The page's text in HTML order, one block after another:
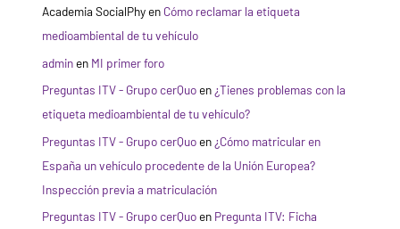
Academia SocialPhyen Cómo reclamar la etiqueta
medioambiental de tu vehículo
adminen MI primer foro
Preguntas ITV - Grupo cerQuoen ¿Tienes problemas con la
etiqueta medioambiental de tu vehículo?
Preguntas ITV - Grupo cerQuoen ¿Cómo matricular en
España un vehículo procedente de la Unión Europea?
Inspección previa a matriculación
Preguntas ITV - Grupo cerQuoen Pregunta ITV: Ficha